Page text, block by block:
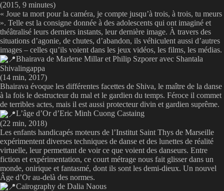
(2015, 9 minutes)
« Joue ta mort pour la caméra, je compte jusqu’à trois, à trois, tu meurs
». Telle est la consigne donnée à des adolescents qui ont imaginé et
théâtralisé leurs derniers instants, leur dernière image. À travers des
situations d’agonie, de chutes, d’abandon, ils véhiculent aussi d’autres
images – celles qu’ils voient dans les jeux vidéos, les films, les médias.
Bhairava de Marlene Millar et Philip Szporer avec Shantala
Shivalingappa
(14 min, 2017)
Bhairava évoque les différentes facettes de Shiva, le maître de la danse
à la fois le destructeur du mal et le gardien du temps. Féroce il commet
de terribles actes, mais il est aussi protecteur divin et gardien suprême.
L’âge d’Or d’Eric Minh Cuong Castaing
(22 min, 2018)
Les enfants handicapés moteurs de l’Institut Saint Thys de Marseille
expérimentent diverses techniques de danse et des lunettes de réalité
virtuelle, leur permettant de voir ce que voient des danseurs. Entre
fiction et expérimentation, ce court métrage nous fait glisser dans un
monde, onirique et fantasmé, dont ils sont les demi-dieux. Un nouvel
Âge d’Or au-delà des normes.
Caïrography de Dalia Naous